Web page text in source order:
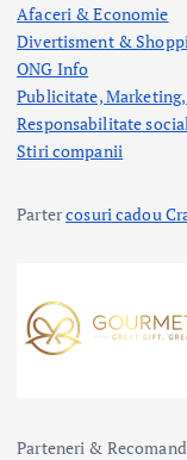
Afaceri & Economie
Divertisment &
ONG Info
Publicitate, Marketing,
Responsabilitate
Stiri companii
Partercosuri cadou
Parteneri &